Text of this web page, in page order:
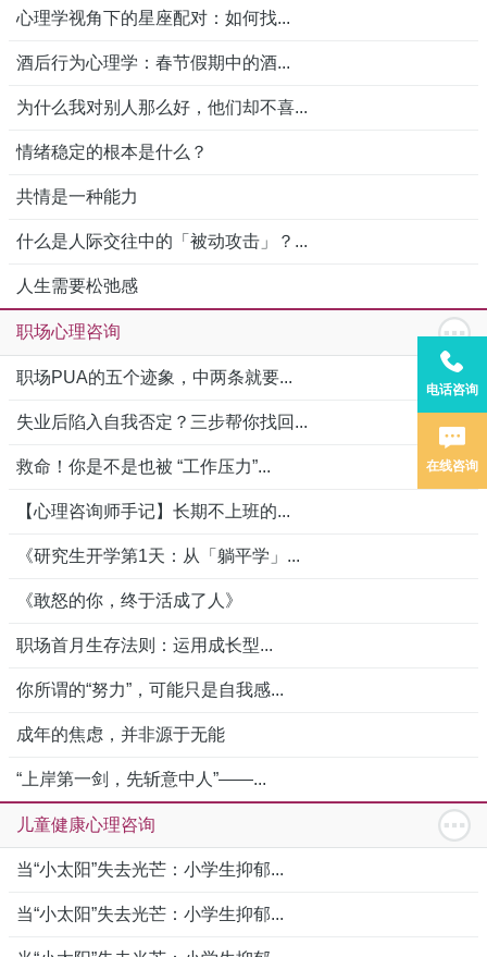
心理学视角下的星座配对：如何找...
酒后行为心理学：春节假期中的酒...
为什么我对别人那么好，他们却不喜...
情绪稳定的根本是什么？
共情是一种能力
什么是人际交往中的「被动攻击」？...
人生需要松弛感
职场心理咨询
职场PUA的五个迹象，中两条就要...
失业后陷入自我否定？三步帮你找回...
救命！你是不是也被 “工作压力”...
【心理咨询师手记】长期不上班的...
《研究生开学第1天：从「躺平学」...
《敢怒的你，终于活成了人》
职场首月生存法则：运用成长型...
你所谓的“努力”，可能只是自我感...
成年的焦虑，并非源于无能
“上岸第一剑，先斩意中人”——...
儿童健康心理咨询
当“小太阳”失去光芒：小学生抑郁...
当“小太阳”失去光芒：小学生抑郁...
电话咨询
在线咨询